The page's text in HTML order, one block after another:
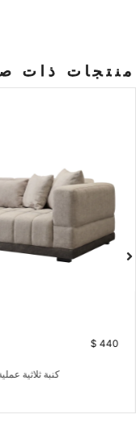
منتجات ذات
440
$
كنبة ثلاثية